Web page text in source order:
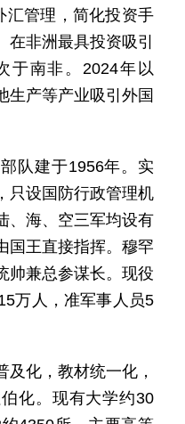
汇管理，简化投资手
非洲最具投资吸引
于南非。2024年以
生产等产业吸引外国
队建于1956年。实
只设国防行政管理机
、海、空三军均设有
国王直接指挥。穆罕
帅兼总参谋长。现役
万人，准军事人员5
及化，教材统一化，
化。现有大学约30